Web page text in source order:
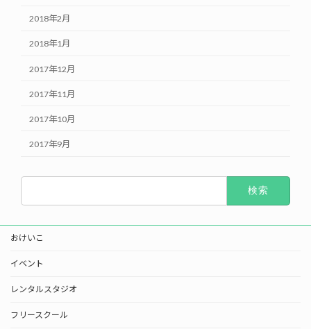
2018年2月
2018年1月
2017年12月
2017年11月
2017年10月
2017年9月
おけいこ
イベント
レンタルスタジオ
フリースクール